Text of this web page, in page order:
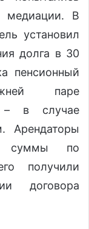
медиации. В
установил
долга в 30
пенсионный
паре
– в случае
Арендаторы
суммы по
получили
договора